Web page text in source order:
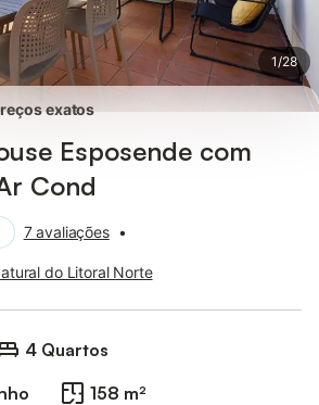
1/28
exatos
Esposende com
Cond
7 avaliações •
do Litoral Norte
4 Quartos
158 m²